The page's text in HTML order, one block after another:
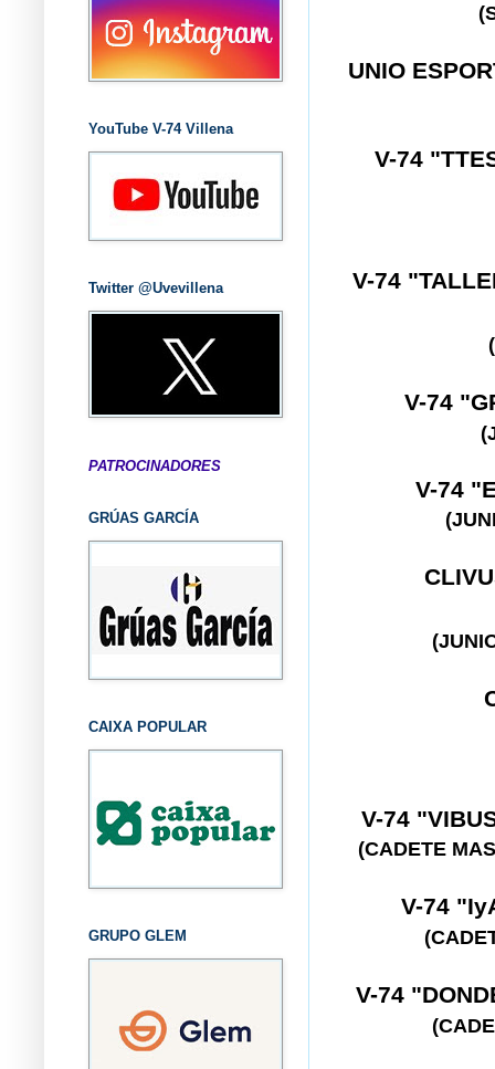
UNIO
V-74
V-74
V-74
V-74
V-74
(CADETE
V-74
V-74
YouTube V-74 Villena
Twitter @Uvevillena
PATROCINADORES
GRÚAS GARCÍA
CAIXA POPULAR
GRUPO GLEM